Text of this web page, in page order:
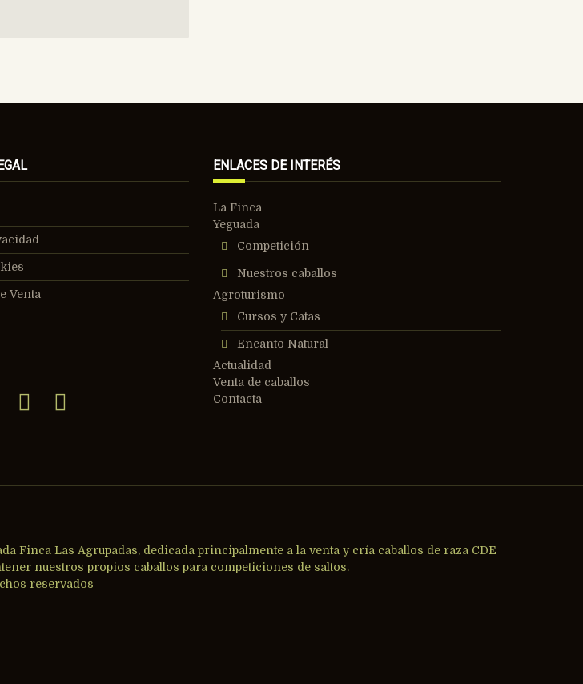
Venta
ENLACES DE INTERÉS
La Finca
Yeguada
Competición
Nuestros caballos
Agroturismo
Cursos y Catas
Encanto Natural
Actualidad
Venta de caballos
Contacta
Finca Las Agrupadas, dedicada principalmente a la venta y cría caballos de raza CDE
nuestros propios caballos para competiciones de saltos.
reservados